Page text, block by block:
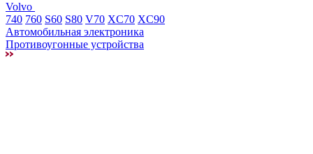
Volvo
740 760 S60 S80 V70 XC70 XC90
Автомобильная электроника
Противоугонные устройства